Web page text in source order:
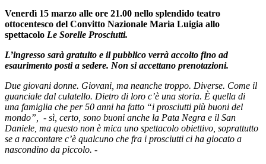
Venerdì 15 marzo alle ore 21.00 nello splendido teatro
ottocentesco del Convitto Nazionale Maria Luigia allo
spettacolo Le Sorelle Prosciutti.
L’ingresso sarà gratuito e il pubblico verrà accolto fino ad
esaurimento posti a sedere. Non si accettano prenotazioni.
Due giovani donne. Giovani, ma neanche troppo. Diverse. Come il
guanciale dal culatello. Dietro di loro c’è una storia. È quella di
una famiglia che per 50 anni ha fatto “i prosciutti più buoni del
mondo”, - sì, certo, sono buoni anche la Pata Negra e il San
Daniele, ma questo non è mica uno spettacolo obiettivo, soprattutto
se a raccontare c’è qualcuno che fra i prosciutti ci ha giocato a
nascondino da piccolo. -